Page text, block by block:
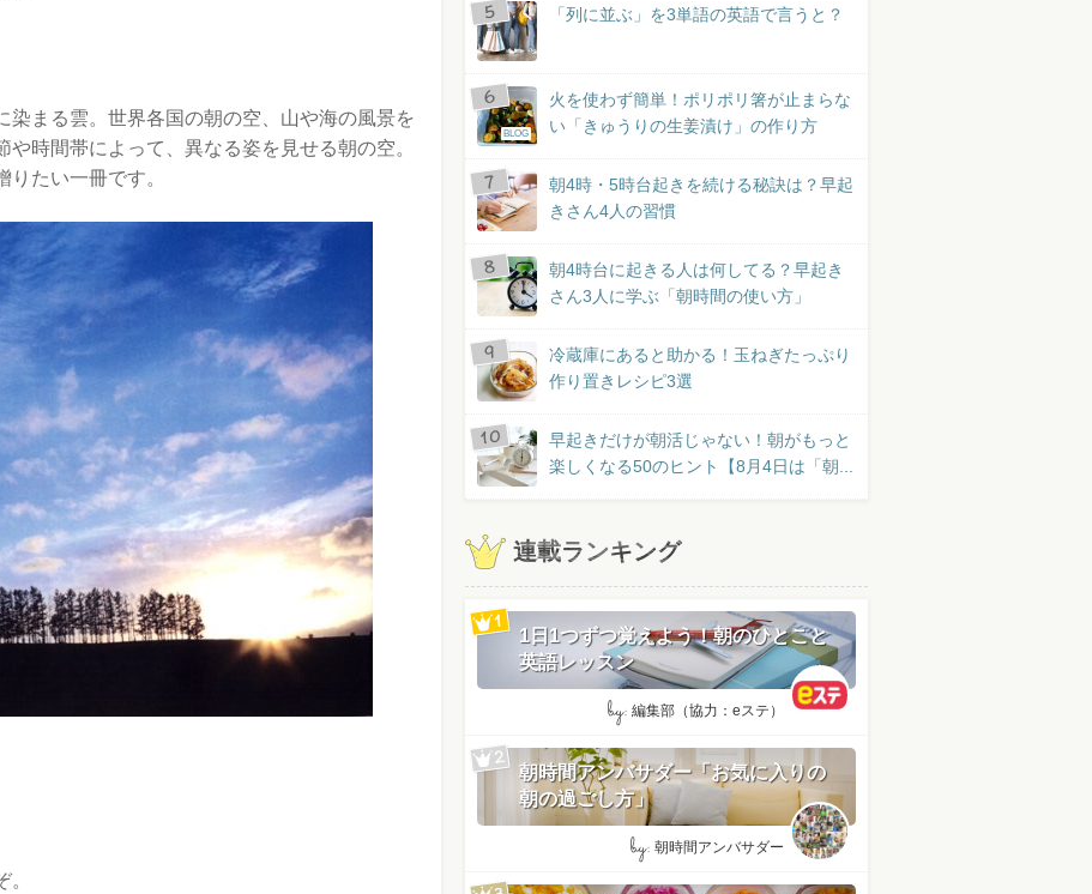
染まる雲。世界各国の朝の空、山や海の風景を
時間帯によって、異なる姿を見せる朝の空。
りたい一冊です。
。
「列に並ぶ」を3単語の英語で言うと？
BLOG
火を使わず簡単！ポリポリ箸が止まらな
い「きゅうりの生姜漬け」の作り方
朝4時・5時台起きを続ける秘訣は？早起
きさん4人の習慣
朝4時台に起きる人は何してる？早起き
さん3人に学ぶ「朝時間の使い方」
冷蔵庫にあると助かる！玉ねぎたっぷり
作り置きレシピ3選
早起きだけが朝活じゃない！朝がもっと
楽しくなる50のヒント【8月4日は「朝...
連載ランキング
1日1つずつ覚えよう！朝のひとこと
英語レッスン
by: 編集部（協力：eステ）
朝時間アンバサダー「お気に入りの
朝の過ごし方」
by: 朝時間アンバサダー